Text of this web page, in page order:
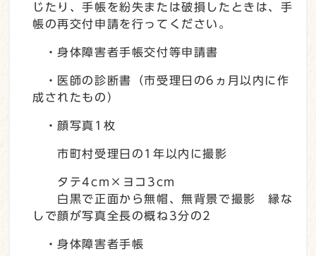
じたり、手帳を紛失または破損したときは、手
帳の再交付申請を行ってください。
・身体障害者手帳交付等申請書
・医師の診断書（市受理日の6ヵ月以内に作
成されたもの）
・顔写真1枚
市町村受理日の1年以内に撮影
タテ4cm×ヨコ3cm
白黒で正面から無帽、無背景で撮影 縁な
しで顔が写真全長の概ね3分の2
・身体障害者手帳